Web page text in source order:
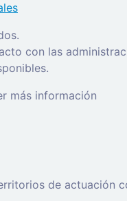
con las
más información
de